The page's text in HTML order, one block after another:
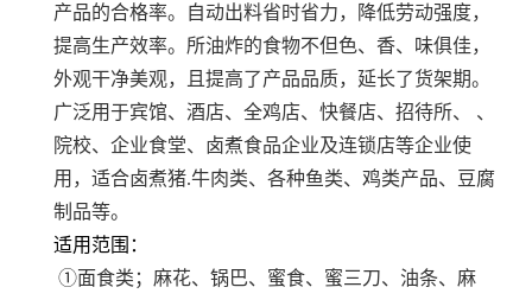
产品的合格率。自动出料省时省力，降低劳动强度，
提高生产效率。所油炸的食物不但色、香、味俱佳，
外观干净美观，且提高了产品品质，延长了货架期。
广泛用于宾馆、酒店、全鸡店、快餐店、招待所、 、
院校、企业食堂、卤煮食品企业及连锁店等企业使
用，适合卤煮猪.牛肉类、各种鱼类、鸡类产品、豆腐
制品等。
适用范围：
①面食类；麻花、锅巴、蜜食、蜜三刀、油条、麻